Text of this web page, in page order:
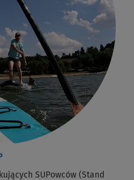
SUPowców (Stand